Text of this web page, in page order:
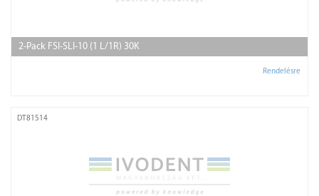
2-Pack FSI-SLI-10 (1 L/1R) 30K
Rendelésre
DT81514